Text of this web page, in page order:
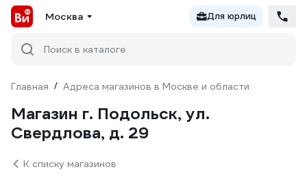
Москва Для юрлиц
Поиск в каталоге
Главная / Адреса магазинов в Москве и области
Магазин г. Подольск, ул.
Свердлова, д. 29
К списку магазинов